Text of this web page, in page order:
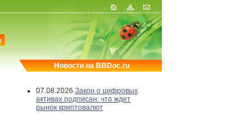
Новости на BBDoc.ru
07.08.2026 Закон о цифровых
активах подписан: что ждет
рынок криптовалют